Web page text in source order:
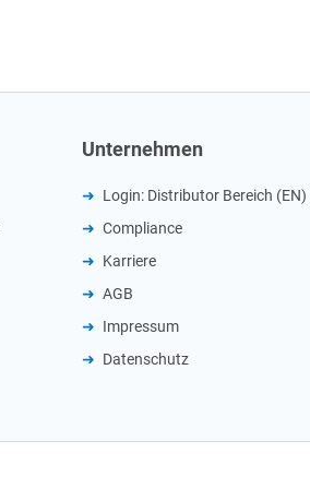
Unternehmen
Login: Distributor Bereich (EN)
Compliance
Karriere
AGB
Impressum
Datenschutz